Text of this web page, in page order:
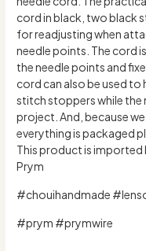
cord in black, two black
for readjusting when
needle points. The cord
the needle points and
cord can also be used
stitch stoppers while the
project. And, because
everything is packaged
This product is
Prym
#chouihandmade
#prym #prymwire